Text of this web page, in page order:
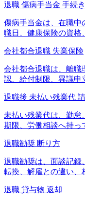
退職 傷病手当金 手続き
傷病手当金は、在職中
職日、健康保険の資格
会社都合退職 失業保険
会社都合退職は、離職
認、給付制限、異議申
退職後 未払い残業代
未払い残業代は、勤
期限、労働相談へ持っ
退職勧奨 断り方
退職勧奨は、面談記録
転換、解雇との違い、
退職 貸与物 返却